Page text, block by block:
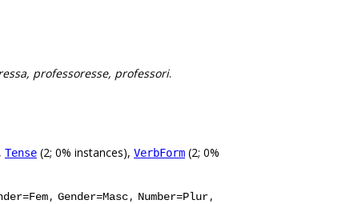
professoresse, professori.
Tense (2; 0% instances), VerbForm (2; 0%
, Gender=Masc, Number=Plur,